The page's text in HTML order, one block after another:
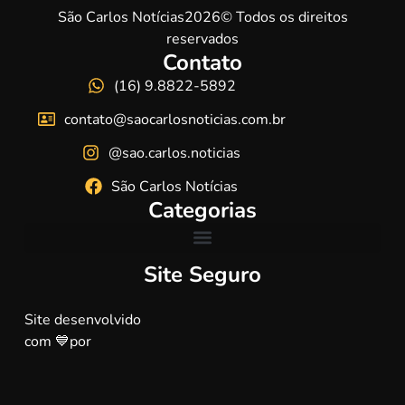
São Carlos Notícias2026© Todos os direitos
reservados
Contato
(16) 9.8822-5892
contato@saocarlosnoticias.com.br
@sao.carlos.noticias
São Carlos Notícias
Categorias
Site Seguro
Site desenvolvido
com 💙por